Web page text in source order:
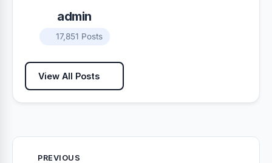
admin
17,851 Posts
View All Posts
PREVIOUS